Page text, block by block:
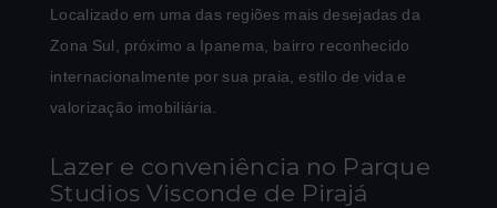
Localizado em uma das regiões mais desejadas da
Zona Sul, próximo a Ipanema, bairro reconhecido
internacionalmente por sua praia, estilo de vida e
valorização imobiliária.
Lazer e conveniência no Parque
Studios Visconde de Pirajá